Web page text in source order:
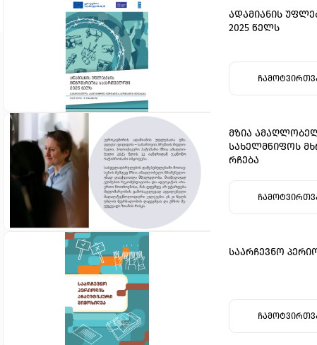
ადამიანის
2025 წელს
მზია
სახელმწიფოს
რჩება
საარჩევნო